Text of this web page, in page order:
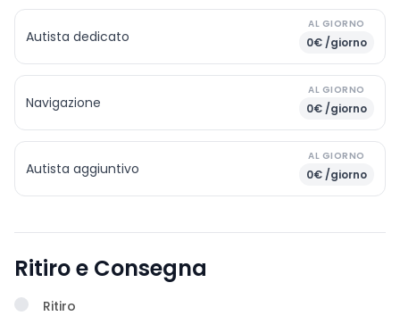
Autista dedicato
AL GIORNO
0€ /giorno
Navigazione
AL GIORNO
0€ /giorno
Autista aggiuntivo
AL GIORNO
0€ /giorno
Ritiro e Consegna
Ritiro